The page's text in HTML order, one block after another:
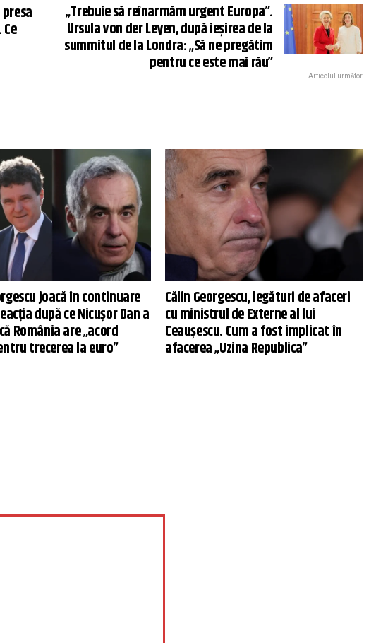
„Trebuie să reînarmăm urgent Europa”.
Ursula von der Leyen, după ieșirea de la
summitul de la Londra: „Să ne pregătim
pentru ce este mai rău”
Articolul următor
joacă în continuare
după ce Nicușor Dan a
România are „acord
trecerea la euro”
Călin Georgescu, legături de afaceri
cu ministrul de Externe al lui
Ceaușescu. Cum a fost implicat în
afacerea „Uzina Republica”